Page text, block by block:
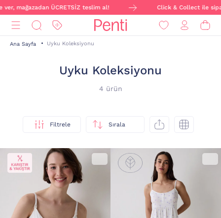
mağazadan ÜCRETSİZ teslim al! Click & Collect ile
Ana Sayfa Uyku Koleksiyonu
Uyku Koleksiyonu
4 ürün
Filtrele Sırala